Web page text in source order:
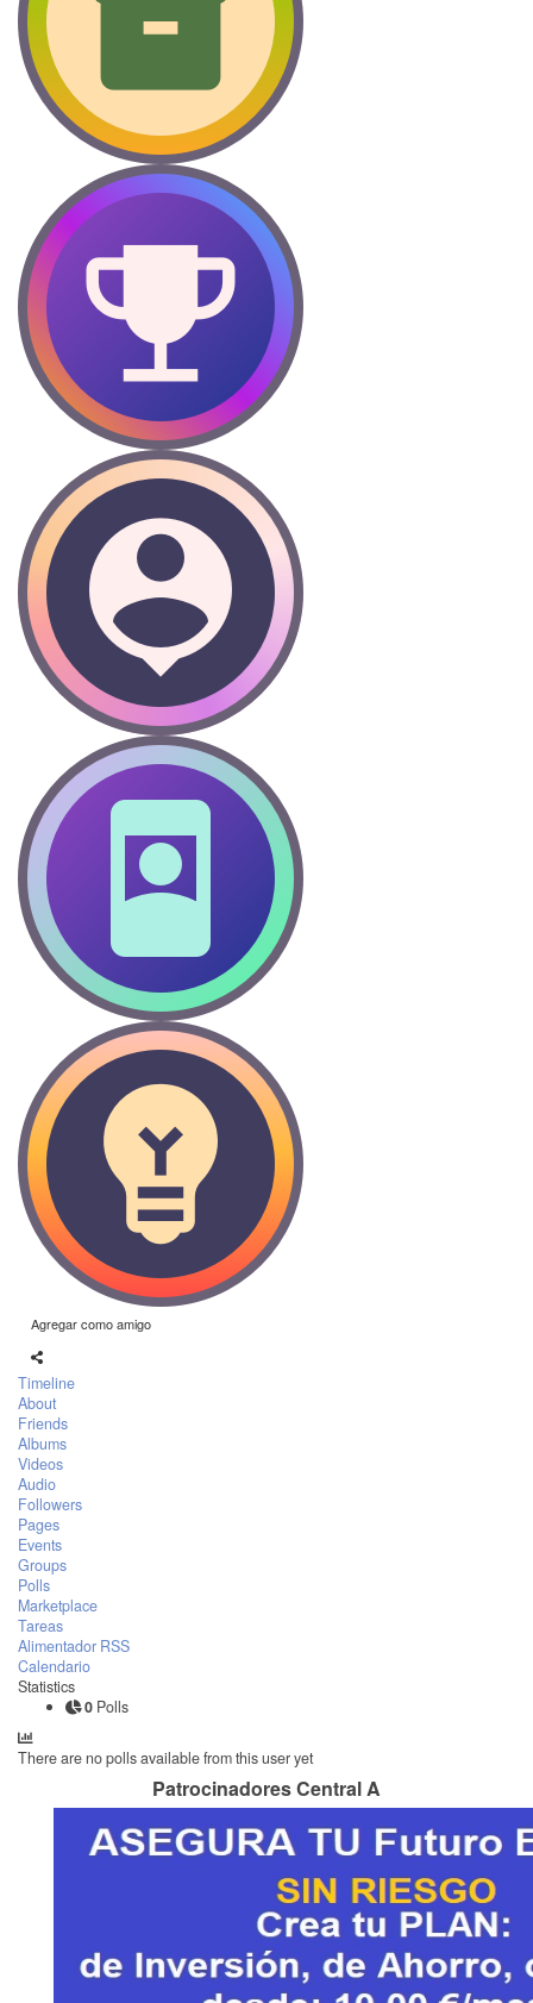
Agregar como amigo
Timeline
About
Friends
Albums
Videos
Audio
Followers
Pages
Events
Groups
Polls
Marketplace
Tareas
Alimentador RSS
Calendario
Statistics
0 Polls
There are no polls available from this user yet
Patrocinadores Central A